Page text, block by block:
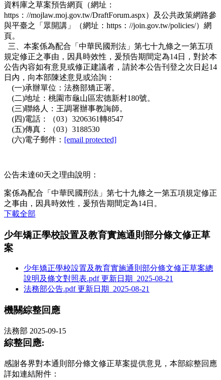
資料庫之草案預告網頁（網址：
https：//mojlaw.moj.gov.tw/DraftForum.aspx）及公共政策網路參
與平臺之「眾開講」（網址：https：//join.gov.tw/policies/）網
頁。
三、本案係為配合「中華民國刑法」第七十九條之一第五項
規定修正之事由，因具時效性，爰預告期間定為14日，對於本
公告內容如有意見或修正建議者，請於本公告刊登之次日起14
日內，向本部陳述意見或洽詢：
(一)承辦單位：法務部矯正署。
(二)地址：桃園市龜山區宏德新村180號。
(三)聯絡人：王調署辦事教誨師。
(四)電話：（03）3206361轉8547
(五)傳真：（03）3188530
(六)電子郵件： [email protected]
公告未達60天之理由說明：
案係為配合「中華民國刑法」第七十九條之一第五項規定修正
之事由，因具時效性，爰預告期間定為14日。
下載全部
少年矯正學校設置及教育實施通則部分條文修正草
案
少年矯正學校設置及教育實施通則部分條文修正草案總
說明及條文對照表.pdf更新日期 2025-08-21
法務部公告.pdf更新日期 2025-08-21
機關綜整回應
法務部 2025-09-15
綜整回應:
感謝各界對本通則部分條文修正草案提供意見，本部綜整回應
詳如連結附件：